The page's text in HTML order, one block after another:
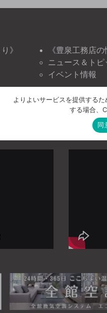
》
様）
《豊泉工務店の
ニュース＆トピ
イベント情報
よりよいサービスを提供する
する場合、
同